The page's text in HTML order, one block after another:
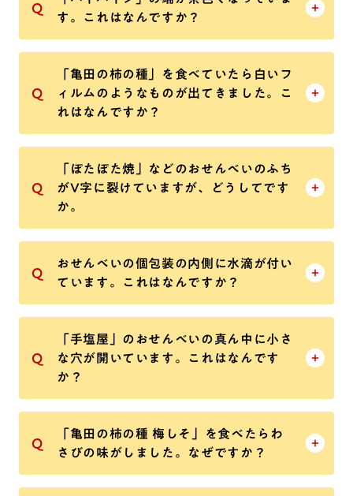
す。これはなんですか？
「亀田の柿の種」を食べていたら白いフ
ィルムのようなものが出てきました。こ
れはなんですか？
「ぽたぽた焼」などのおせんべいのふち
がV字に裂けていますが、どうしてです
か。
おせんべいの個包装の内側に水滴が付い
ています。これはなんですか？
「手塩屋」のおせんべいの真ん中に小さ
な穴が開いています。これはなんです
か？
「亀田の柿の種 梅しそ」を食べたらわ
さびの味がしました。なぜですか？